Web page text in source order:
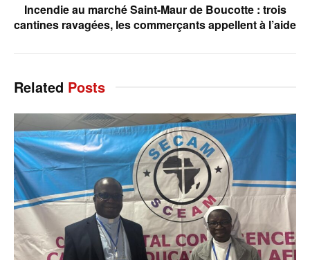
Incendie au marché Saint-Maur de Boucotte : trois
cantines ravagées, les commerçants appellent à l’aide
Related Posts